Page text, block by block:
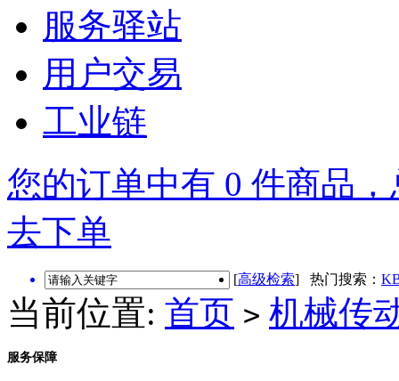
服务驿站
用户交易
工业链
您的订单中有 0 件商品
去下单
[高级检索] 热门搜索：
当前位置: 首页 > 机械传
服务保障